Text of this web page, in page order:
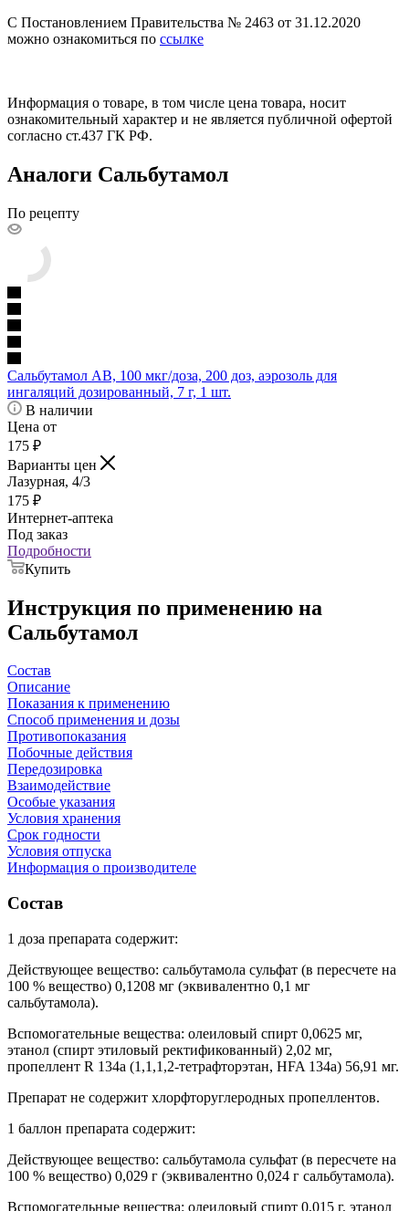
С Постановлением Правительства № 2463 от 31.12.2020
можно ознакомиться по ссылке
Информация о товаре, в том числе цена товара, носит
ознакомительный характер и не является публичной офертой
согласно ст.437 ГК РФ.
Аналоги Сальбутамол
По рецепту
Сальбутамол АВ, 100 мкг/доза, 200 доз, аэрозоль для
ингаляций дозированный, 7 г, 1 шт.
В наличии
Цена от
175 ₽
Варианты цен
Лазурная, 4/3
175 ₽
Интернет-аптека
Под заказ
Подробности
Купить
Инструкция по применению на
Сальбутамол
Состав
Описание
Показания к применению
Cпособ применения и дозы
Противопоказания
Побочные действия
Передозировка
Взаимодействие
Особые указания
Условия хранения
Срок годности
Условия отпуска
Информация о производителе
Состав
1 доза препарата содержит:
Действующее вещество: сальбутамола сульфат (в пересчете на
100 % вещество) 0,1208 мг (эквивалентно 0,1 мг
сальбутамола).
Вспомогательные вещества: олеиловый спирт 0,0625 мг,
этанол (спирт этиловый ректификованный) 2,02 мг,
пропеллент R 134a (1,1,1,2-тетрафторэтан, HFA 134a) 56,91 мг.
Препарат не содержит хлорфторуглеродных пропеллентов.
1 баллон препарата содержит:
Действующее вещество: сальбутамола сульфат (в пересчете на
100 % вещество) 0,029 г (эквивалентно 0,024 г сальбутамола).
Вспомогательные вещества: олеиловый спирт 0,015 г, этанол